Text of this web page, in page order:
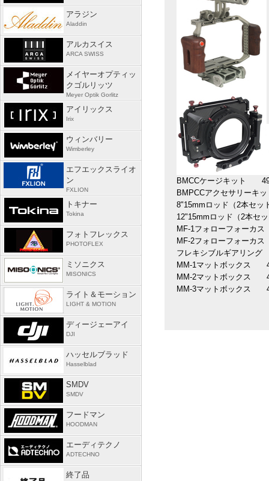
BMCCケージキット
BMPCCアクセサリー
8"15mmロッド（2本
12"15mmロッド（2
MF-1フォローフォー
MF-2フォローフォー
フレキシブルギアリ
MM-1マットボック
MM-2マットボック
MM-3マットボック
アラジン
Aladdin
アルカスイス
ARCA SWISS
メイヤーオプティッ
クゴルリッツ
Meyer Optik Gorlitz
アイリックス
Irix
ウィンバリー
Wimberley
エフエックスライオ
ン
FXLION
トキナー
Tokina
フォトフレックス
PHOTOFLEX
ミソニクス
MISONICS
ライト＆モーション
LIGHT & MOTION
ディージェーアイ
DJI
ハッセルブラッド
Hasselblad
SMDV
SMDV
フードマン
HOODMAN
エーディテクノ
ADTECHNO
終了品